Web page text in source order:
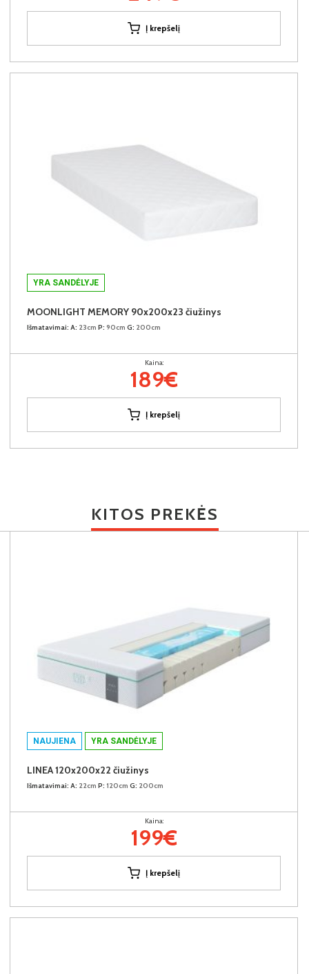
Į krepšelį
YRA SANDĖLYJE
MOONLIGHT MEMORY 90x200x23 čiužinys
Išmatavimai: A: 23cm P: 90cm G: 200cm
Kaina:
189€
Į krepšelį
KITOS PREKĖS
NAUJIENA YRA SANDĖLYJE
LINEA 120x200x22 čiužinys
Išmatavimai: A: 22cm P: 120cm G: 200cm
Kaina:
199€
Į krepšelį